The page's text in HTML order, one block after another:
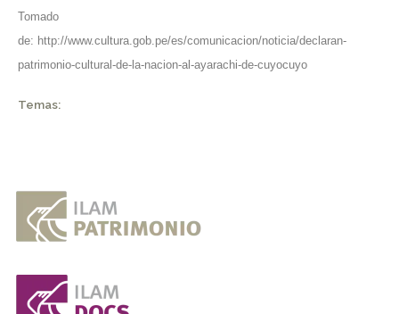
Tomado
de: http://www.cultura.gob.pe/es/comunicacion/noticia/declaran-
patrimonio-cultural-de-la-nacion-al-ayarachi-de-cuyocuyo
Temas: